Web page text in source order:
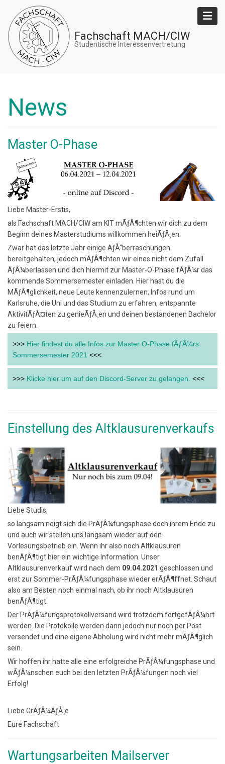
zum
Inhalt
Fachschaft MACH/CIW
Studentische Interessenvertretung
News
Master O-Phase
Liebe Master-Erstis,
als Fachschaft MACH/CIW am KIT mÃƒÂ¶chten wir dich zu dem
Beginn deines Masterstudiums willkommen heiÃƒÅ¸en.
Zwar hat das letzte Jahr einige ÃƒÅ“berraschungen
bereitgehalten, jedoch mÃƒÂ¶chten wir eines nicht dem Zufall
ÃƒÂ¼berlassen und dich hiermit zur Master-O-Phase fÃƒÂ¼r das
kommende Sommersemester einladen. Hier hast du die
MÃƒÂ¶glichkeit, neue Leute kennenzulernen, Infos rund um
Karlsruhe, die Uni und das Studium zu erfahren, entspannte
AktivitÃƒÂ¤ten zu genieÃƒÅ¸en und deinen bestandenen Bachelor
zu feiern.
>>> Hier findest du alle Infos zur Master O-Phase fÃƒÂ¼rs
Sommersemester 2021 <<<
>>> Klicke hier um auf den Discord-Server zu gelangen. <<<
Einstellung des Altklausurenverkaufs
Liebe Studis,
so langsam neigt sich die PrÃƒÂ¼fungsphase doch ihrem Ende zu
und auch wir stellen uns langsam wieder auf den
Vorlesungsbetrieb ein. Wenn ihr also noch Altklausuren
benÃƒÂ¶tigt hier ein wichtige Information. Unser
Altklausurenverkauf wird nach dem 09.04.2021 geschlossen und
erst zur Sommer-PrÃƒÂ¼fungsphase wieder erÃƒÂ¶ffnet. Schaut
also am Besten noch einmal nach, ob ihr noch Altklausuren
benÃƒÂ¶tigt.
Der PrÃƒÂ¼fungsprotokollversand wird trotzdem fortgefÃƒÂ¼hrt
werden. Die Protokolle werden dann jedoch nur noch per Post
versendet und eine eigene Abholung wird nicht mehr mÃƒÂ¶glich
sein.
Wir hoffen ihr hatte alle eine erfolgreiche PrÃƒÂ¼fungsphase und
wÃƒÂ¼nschen euch bei den letzten PrÃƒÂ¼fungen noch viel
Erfolg!
Liebe GrÃƒÂ¼ÃƒÅ¸e
Eure Fachschaft
Wartungsarbeiten Mailserver